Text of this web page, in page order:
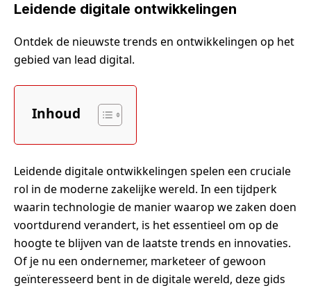
Leidende digitale ontwikkelingen
Ontdek de nieuwste trends en ontwikkelingen op het
gebied van lead digital.
Inhoud
Leidende digitale ontwikkelingen spelen een cruciale
rol in de moderne zakelijke wereld. In een tijdperk
waarin technologie de manier waarop we zaken doen
voortdurend verandert, is het essentieel om op de
hoogte te blijven van de laatste trends en innovaties.
Of je nu een ondernemer, marketeer of gewoon
geïnteresseerd bent in de digitale wereld, deze gids